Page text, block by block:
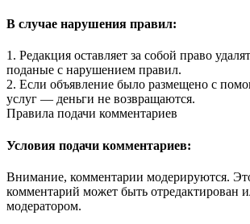
В случае нарушения правил:
1. Редакция оставляет за собой право
поданые с нарушением правил.
2. Если объявление было размещено с
услуг — деньги не возвращаются.
Правила подачи комментариев
Условия подачи комментариев:
Внимание, комментарии модерируются.
комментарий может быть отредактирован
модератором.